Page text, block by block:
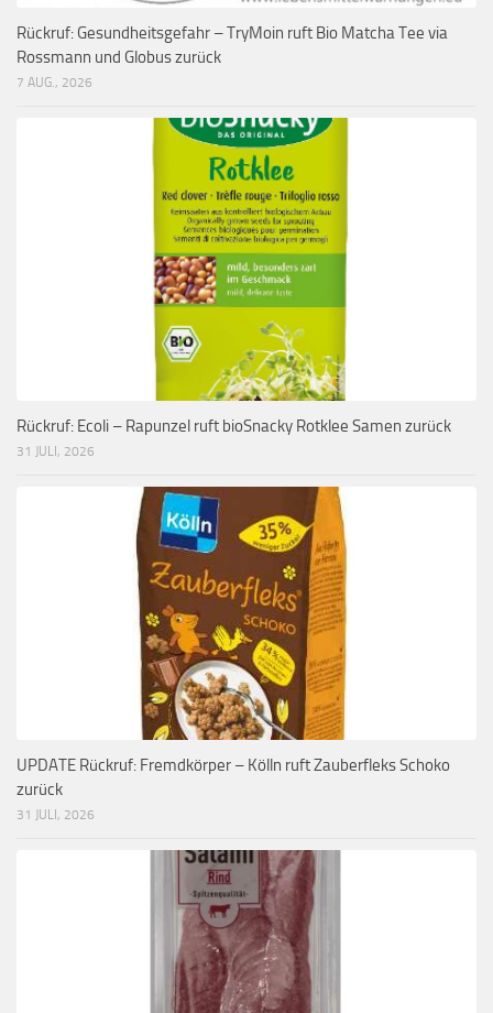
Rückruf: Gesundheitsgefahr – TryMoin ruft Bio Matcha Tee via
Rossmann und Globus zurück
7 AUG., 2026
Rückruf: Ecoli – Rapunzel ruft bioSnacky Rotklee Samen zurück
31 JULI, 2026
UPDATE Rückruf: Fremdkörper – Kölln ruft Zauberfleks Schoko
zurück
31 JULI, 2026